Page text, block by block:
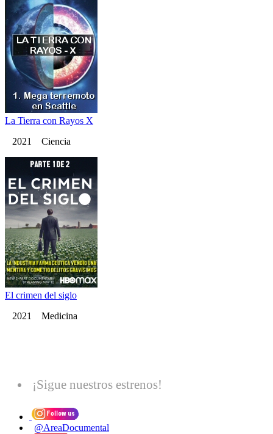
La Tierra con Rayos X
2021 Ciencia
El crimen del siglo
2021 Medicina
¡Sigue nuestros estrenos!
@AreaDocumental